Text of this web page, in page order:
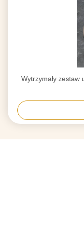
Wytrzymały zestaw